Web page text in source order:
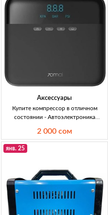
Аксессуары
Купите компрессор в отличном
состоянии - Автоэлектроника
отличном состоянии, цена 2000 сом.
2 000 сом
янв. 25